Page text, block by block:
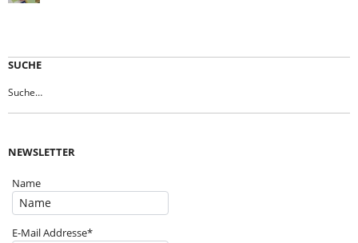
SUCHE
NEWSLETTER
Name
E-Mail Addresse*